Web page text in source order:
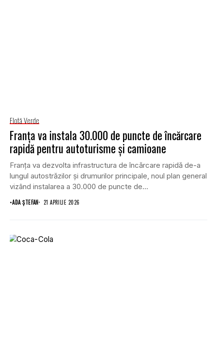
Flotă Verde
Franța va instala 30.000 de puncte de încărcare
rapidă pentru autoturisme și camioane
Franța va dezvolta infrastructura de încărcare rapidă de-a
lungul autostrăzilor și drumurilor principale, noul plan general
vizând instalarea a 30.000 de puncte de...
•ADA ȘTEFAN 21 APRILIE 2026